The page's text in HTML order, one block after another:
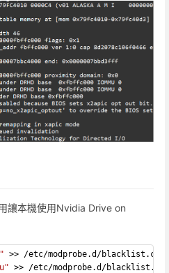
讓本機使用Nvidia Drive on
>> /etc/modprobe.d/blacklist.conf
>> /etc/modprobe.d/